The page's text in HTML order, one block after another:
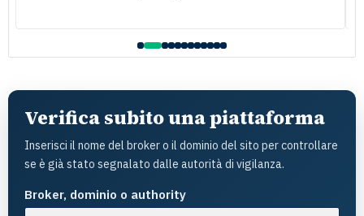
Verifica subito una piattaforma
Inserisci il nome del broker o il dominio del sito per controllare
se è già stato segnalato dalle autorità di vigilanza.
Broker, dominio o authority